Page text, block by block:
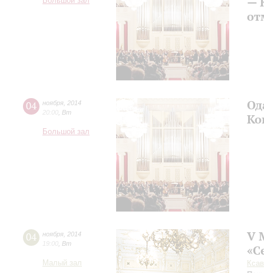
04 ноября 2014
20:00 Вт
Большой зал
04 ноября 2014
19:00 Вт
Малый зал
V